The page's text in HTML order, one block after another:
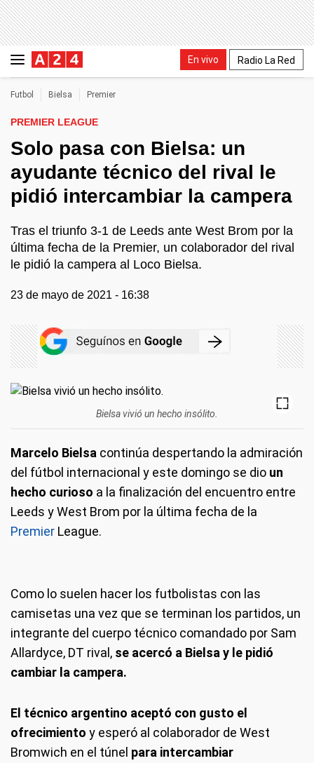
En vivo Radio La Red
Futbol Bielsa Premier
PREMIER LEAGUE
Solo pasa con Bielsa: un
ayudante técnico del rival le
pidió intercambiar la campera
Tras el triunfo 3-1 de Leeds ante West Brom por la
última fecha de la Premier, un colaborador del rival
le pidió la campera al Loco Bielsa.
23 de mayo de 2021 - 16:38
Bielsa vivió un hecho insólito.
Marcelo Bielsa continúa despertando la admiración
del fútbol internacional y este domingo se dio un
hecho curioso a la finalización del encuentro entre
Leeds y West Brom por la última fecha de la
Premier League.
Como lo suelen hacer los futbolistas con las
camisetas una vez que se terminan los partidos, un
integrante del cuerpo técnico comandado por Sam
Allardyce, DT rival, se acercó a Bielsa y le pidió
cambiar la campera.
El técnico argentino aceptó con gusto el
ofrecimiento y esperó al colaborador de West
Bromwich en el túnel para intercambiar